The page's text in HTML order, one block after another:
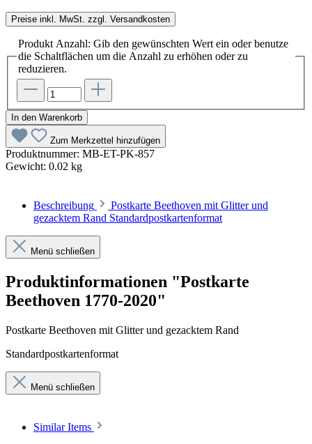
Preise inkl. MwSt. zzgl. Versandkosten
Produkt Anzahl: Gib den gewünschten Wert ein oder benutze
die Schaltflächen um die Anzahl zu erhöhen oder zu
reduzieren.
In den Warenkorb
Zum Merkzettel hinzufügen
Produktnummer: MB-ET-PK-857
Gewicht: 0.02 kg
Beschreibung
Postkarte Beethoven mit Glitter und
gezacktem Rand Standardpostkartenformat
Menü schließen
Produktinformationen "Postkarte
Beethoven 1770-2020"
Postkarte Beethoven mit Glitter und gezacktem Rand
Standardpostkartenformat
Menü schließen
Similar Items